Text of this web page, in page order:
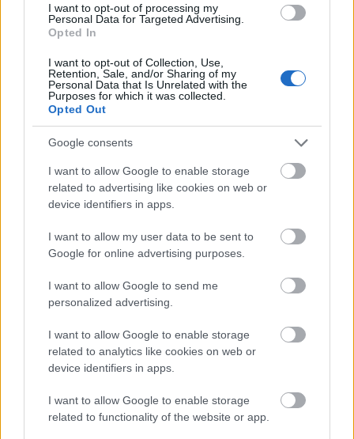
I want to opt-out of processing my
Personal Data for Targeted Advertising.
Opted In
I want to opt-out of Collection, Use,
Retention, Sale, and/or Sharing of my
Personal Data that Is Unrelated with the
Purposes for which it was collected.
Opted Out
Google consents
I want to allow Google to enable storage
related to advertising like cookies on web or
device identifiers in apps.
I want to allow my user data to be sent to
Google for online advertising purposes.
I want to allow Google to send me
personalized advertising.
I want to allow Google to enable storage
related to analytics like cookies on web or
device identifiers in apps.
I want to allow Google to enable storage
related to functionality of the website or app.
Ander Barrenetxea (Real Sociedad, centrocampista,
1.340.000)
Imanol está rotando su equipo en todos los partidos y casi
todos los jugadores de su plantel están teniendo
oportunidades, como Ander Barrenetxea. El canterano txuri-
urdin ha tenido minutos en los últimos cuatro encuentros de
Liga de la Real, dos de ellos como titular, y en la jornada 13
marcó un golazo por el que obtuvo 10 puntos Comunio
(nota 7.2 SofaScore).
tras su buena actuación en el derbi guipuzcoano puede
subir un poco más. Buen fichaje a corto plazo para
Sergi Enrich (Eibar, delantero, 1.180.000)
El delantero balear ha sido relegado este año a un segundo
plano por Mendilibar y ya no tiene el cartel de «titular» como
en temporadas anteriores. Ha salido desde el banquillo en
ocho de sus nueve participaciones en LaLiga 2020/21.